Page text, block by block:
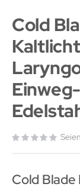
Cold
Cold